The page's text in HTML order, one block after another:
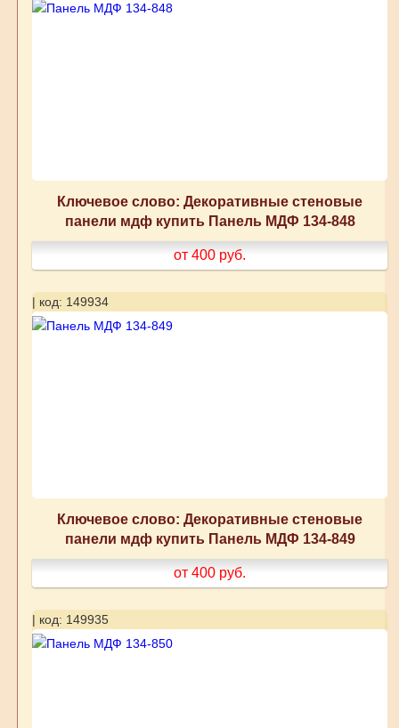
Ключевое слово: Декоративные стеновые
панели мдф купить Панель МДФ 134-848
от 400 руб.
| код: 149934
Ключевое слово: Декоративные стеновые
панели мдф купить Панель МДФ 134-849
от 400 руб.
| код: 149935